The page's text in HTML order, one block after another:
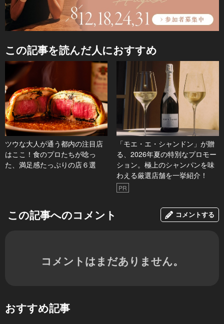
この記事を読んだ人におすすめ
ツウな大人が通う都内の注目店
はここ！食のプロたちが唸っ
た、満足感たっぷりの店６選
「モエ・エ・シャンドン」が贈
る、2026年夏の特別なプロモー
ション。極上のシャンパンを味
わえる厳選店舗を一挙紹介！
PR
この記事へのコメント コメントする
コメントはまだありません。
おすすめ記事